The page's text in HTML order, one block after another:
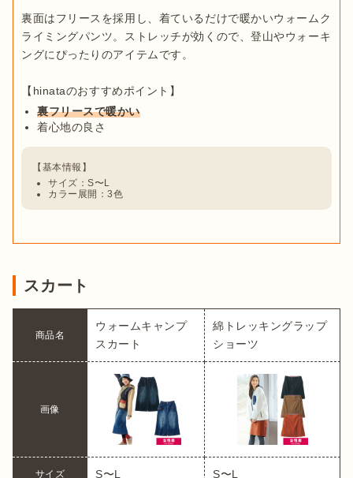
裏面はフリースを採用し、着ているだけで暖かいウォームク
ライミングパンツ。ストレッチが効くので、登山やウォーキ
ングにぴったりのアイテムです。
裏フリースで暖かい
着心地の良さ
サイズ：S〜L
カラー展開：3色
スカート
商品名
ウォームキャンプ
スカート
綿トレッキングラップ
ショーツ
画像
サイズ S〜L S〜L